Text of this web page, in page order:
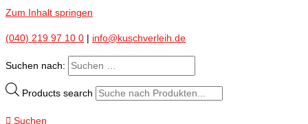
Zum Inhalt springen
(040) 219 97 10 0 info@kuschverleih.de
Suchen nach:
Products search
Suchen